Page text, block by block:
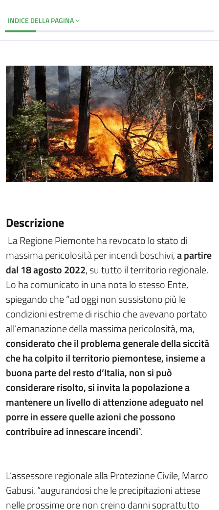
INDICE DELLA PAGINA
Descrizione
La Regione Piemonte ha revocato lo stato di
massima pericolosità per incendi boschivi,a partire
dal 18 agosto 2022, su tutto il territorio regionale.
Lo ha comunicato in una nota lo stesso Ente,
spiegando che “ad oggi non sussistono più le
condizioni estreme di rischio che avevano portato
all’emanazione della massima pericolosità, ma,
considerato che il problema generale della siccità
che ha colpito il territorio piemontese, insieme a
buona parte del resto d’Italia, non si può
considerare risolto, si invita la popolazione a
mantenere un livello di attenzione adeguato nel
porre in essere quelle azioni che possono
contribuire ad innescare incendi”.
L’assessore regionale alla Protezione Civile, Marco
Gabusi, “augurandosi che le precipitazioni attese
nelle prossime ore non creino danni soprattutto